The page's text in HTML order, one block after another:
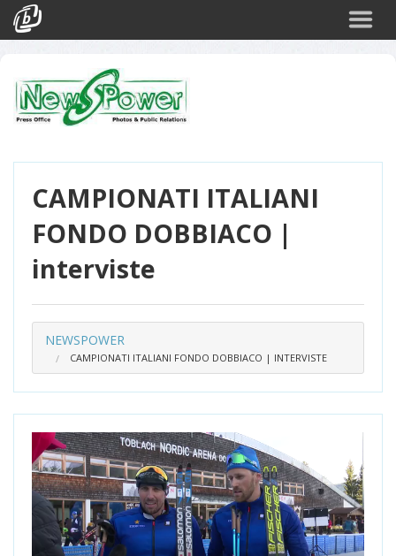
Eventi
Login
CAMPIONATI ITALIANI
FONDO DOBBIACO |
interviste
NEWSPOWER
CAMPIONATI ITALIANI FONDO DOBBIACO | INTERVISTE